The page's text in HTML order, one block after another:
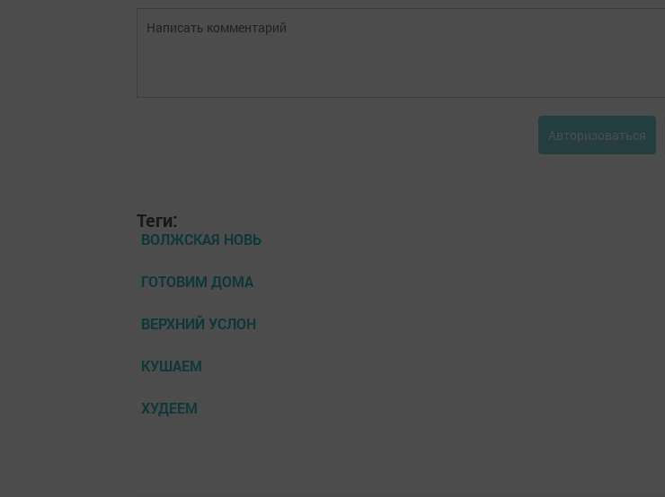
Авторизоваться
Теги:
ВОЛЖСКАЯ НОВЬ
ГОТОВИМ ДОМА
ВЕРХНИЙ УСЛОН
КУШАЕМ
ХУДЕЕМ